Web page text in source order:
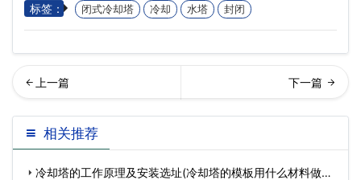
标签： 闭式冷却塔 冷却 水塔 封闭
业型冷却塔的正确使用方法
(冷却塔布置标准)…
却水塔中水泵发挥着什么作
用？(150吨冷却水塔用
相关推荐
冷却塔的工作原理及安装选址(冷却塔的模板用什么材料做成